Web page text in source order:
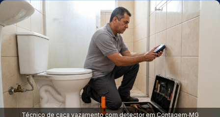
Técnico de caça vazamento com detector em Contagem‑MG